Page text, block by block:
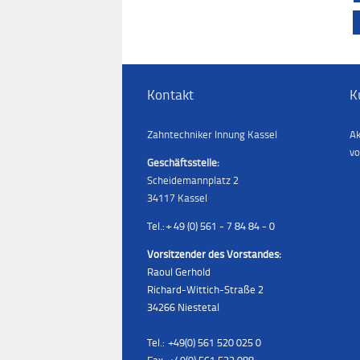
Kontakt
Zahntechniker Innung Kassel
Geschäftsstelle:
Scheidemannplatz 2
34117 Kassel
Tel.: + 49 (0) 561 - 7 84 84 - 0
Vorsitzender des Vorstandes:
Raoul Gerhold
Richard-Wittich-Straße 2
34266 Niestetal
Tel.: +49(0) 561 520 025 0